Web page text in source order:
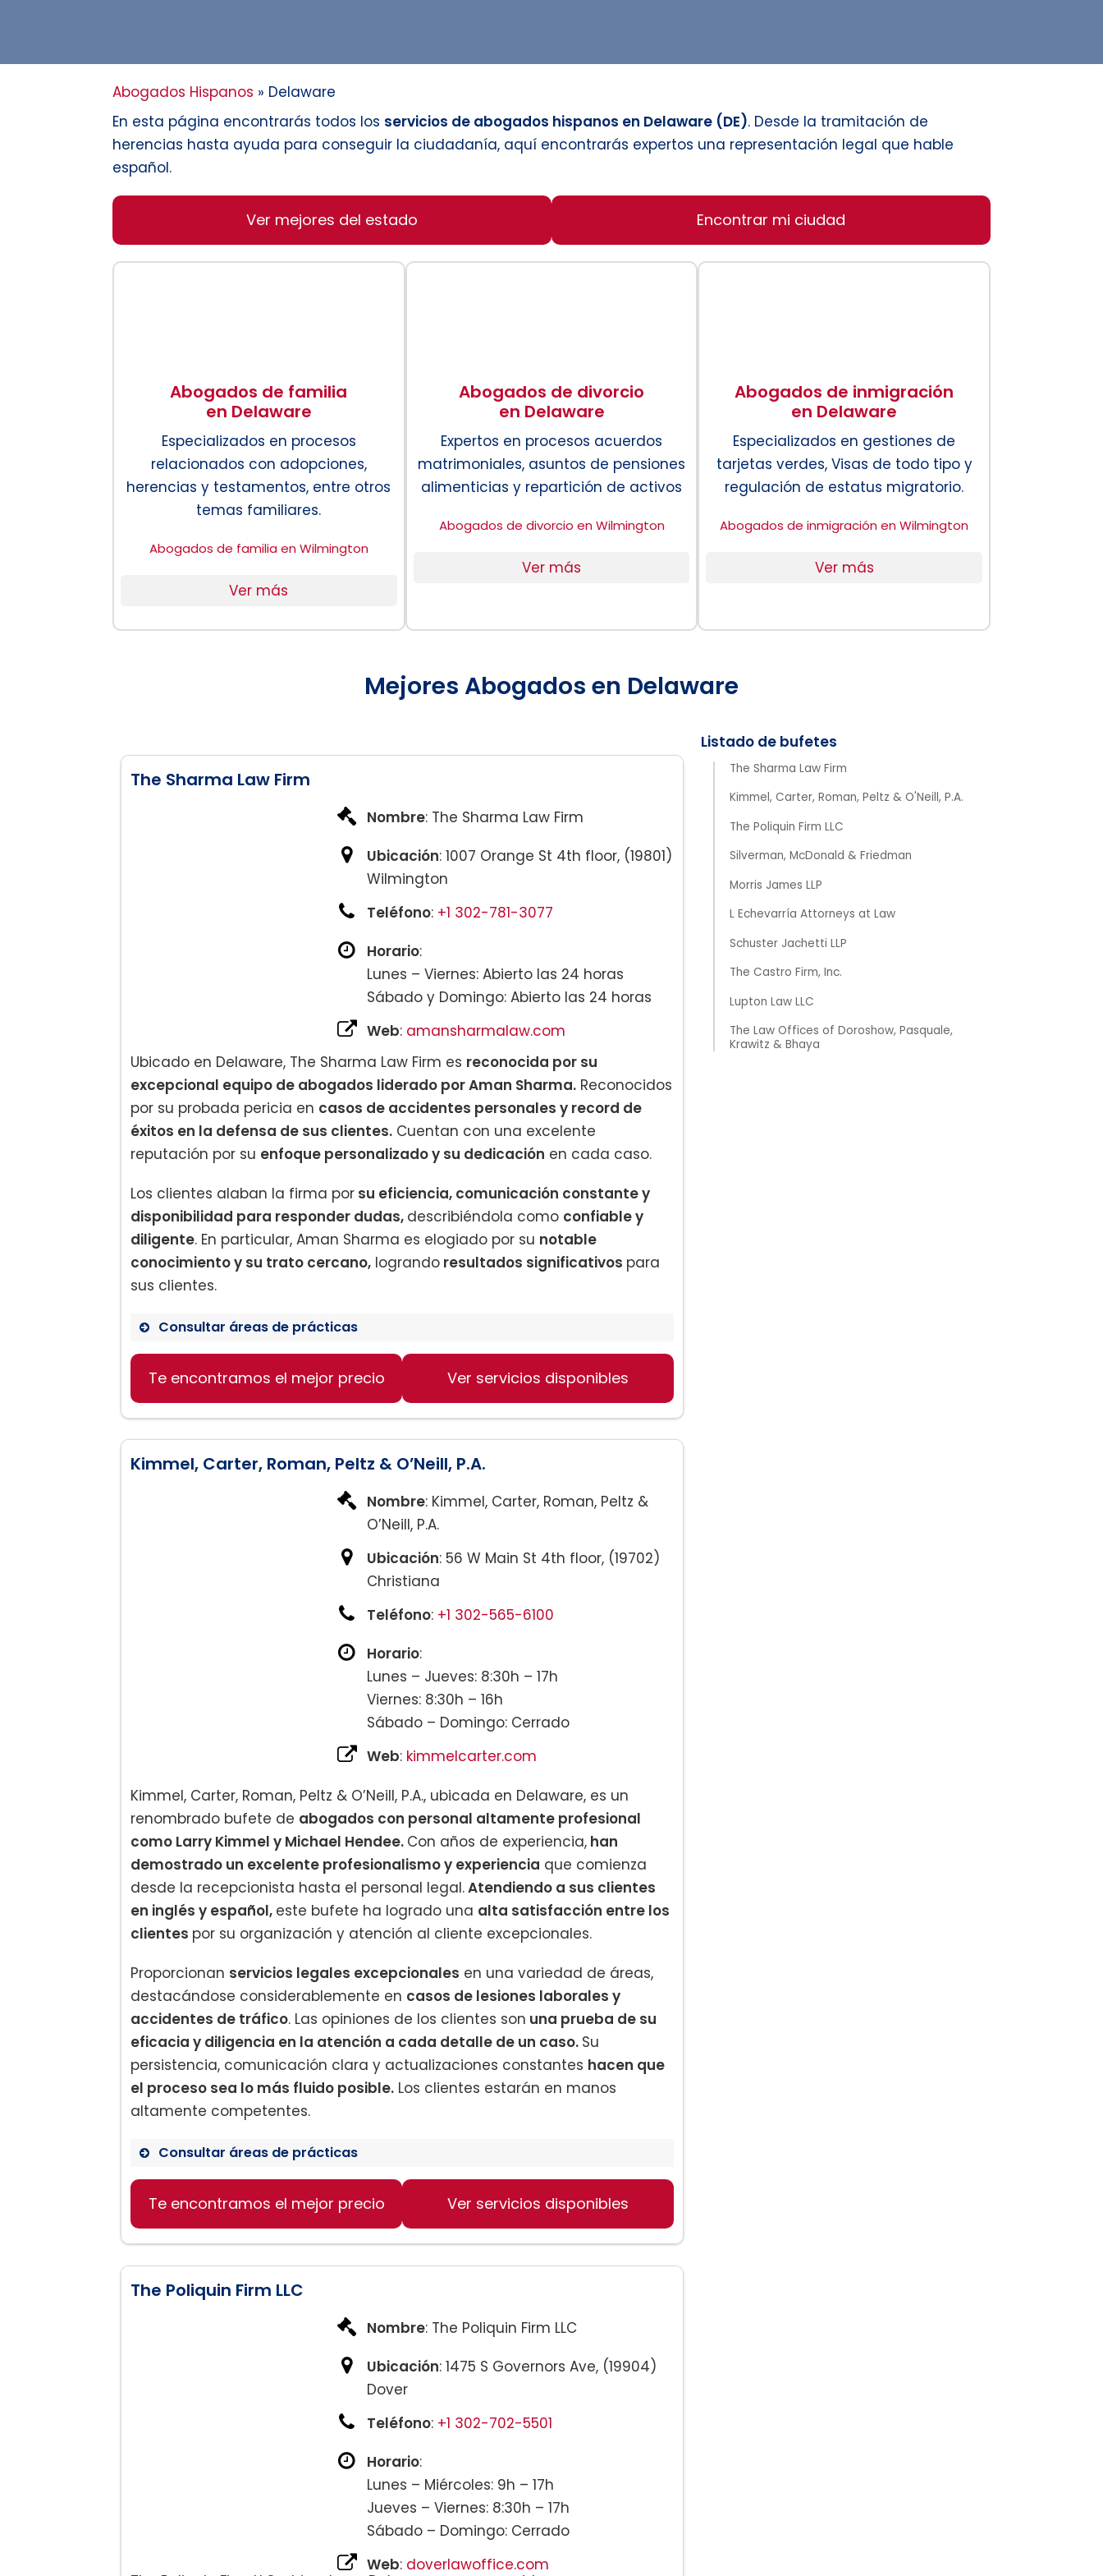
Abogados Hispanos » Delaware
En esta página encontrarás todos los servicios de abogados hispanos en Delaware (DE). Desde la tramitación de
herencias hasta ayuda para conseguir la ciudadanía, aquí encontrarás expertos una representación legal que hable
español.
Ver mejores del estado Encontrar mi ciudad
Abogados de familia
en Delaware
Especializados en procesos
relacionados con adopciones,
herencias y testamentos, entre otros
temas familiares.
Abogados de familia en Wilmington
Ver más
Abogados de divorcio
en Delaware
Expertos en procesos acuerdos
matrimoniales, asuntos de pensiones
alimenticias y repartición de activos
Abogados de divorcio en Wilmington
Ver más
Abogados de inmigración
en Delaware
Especializados en gestiones de
tarjetas verdes, Visas de todo tipo y
regulación de estatus migratorio.
Abogados de inmigración en Wilmington
Ver más
Mejores Abogados en Delaware
The Sharma Law Firm
Kimmel, Carter, Roman, Peltz & O'Neill, P.A.
The Poliquin Firm LLC
Silverman, McDonald & Friedman
Morris James LLP
L Echevarría Attorneys at Law
Schuster Jachetti LLP
The Castro Firm, Inc.
Lupton Law LLC
The Law Offices of Doroshow, Pasquale,
Krawitz & Bhaya
The Sharma Law Firm
Nombre: The Sharma Law Firm
Ubicación: 1007 Orange St 4th floor, (19801)
Wilmington
Teléfono: +1 302-781-3077
Horario:
Lunes – Viernes: Abierto las 24 horas
Sábado y Domingo: Abierto las 24 horas
Web: amansharmalaw.com
Ubicado en Delaware, The Sharma Law Firm es reconocida por su
excepcional equipo de abogados liderado por Aman Sharma. Reconocidos
por su probada pericia en casos de accidentes personales y record de
éxitos en la defensa de sus clientes. Cuentan con una excelente
reputación por su enfoque personalizado y su dedicación en cada caso.
Los clientes alaban la firma por su eficiencia, comunicación constante y
disponibilidad para responder dudas, describiéndola como confiable y
diligente. En particular, Aman Sharma es elogiado por su notable
conocimiento y su trato cercano, logrando resultados significativos para
sus clientes.
Consultar áreas de prácticas
Accidentes de tráfico
Lesiones personales
Casos de negligencia médica
Te encontramos el mejor precio Ver servicios disponibles
Kimmel, Carter, Roman, Peltz & O’Neill, P.A.
Nombre: Kimmel, Carter, Roman, Peltz &
O’Neill, P.A.
Ubicación: 56 W Main St 4th floor, (19702)
Christiana
Teléfono: +1 302-565-6100
Horario:
Lunes – Jueves: 8:30h – 17h
Viernes: 8:30h – 16h
Sábado – Domingo: Cerrado
Web: kimmelcarter.com
Kimmel, Carter, Roman, Peltz & O’Neill, P.A., ubicada en Delaware, es un
renombrado bufete de abogados con personal altamente profesional
como Larry Kimmel y Michael Hendee. Con años de experiencia, han
demostrado un excelente profesionalismo y experiencia que comienza
desde la recepcionista hasta el personal legal.Atendiendo a sus clientes
en inglés y español, este bufete ha logrado una alta satisfacción entre los
clientes por su organización y atención al cliente excepcionales.
Proporcionan servicios legales excepcionales en una variedad de áreas,
destacándose considerablemente en casos de lesiones laborales y
accidentes de tráfico. Las opiniones de los clientes son una prueba de su
eficacia y diligencia en la atención a cada detalle de un caso. Su
persistencia, comunicación clara y actualizaciones constantes hacen que
el proceso sea lo más fluido posible. Los clientes estarán en manos
altamente competentes.
Consultar áreas de prácticas
Lesiones Laborales
Accidentes de Tráfico
Resolución de Reclamaciones
Te encontramos el mejor precio Ver servicios disponibles
The Poliquin Firm LLC
Nombre: The Poliquin Firm LLC
Ubicación: 1475 S Governors Ave, (19904)
Dover
Teléfono: +1 302-702-5501
Horario:
Lunes – Miércoles: 9h – 17h
Jueves – Viernes: 8:30h – 17h
Sábado – Domingo: Cerrado
Web: doverlawoffice.com